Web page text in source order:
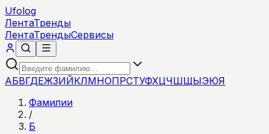
Ufolog
ЛентаТренды
ЛентаТрендыСервисы
АБВГДЕЖЗИЙКЛМНОПРСТУФХЦЧШЩЫЭЮЯ
Фамилии
/
Б